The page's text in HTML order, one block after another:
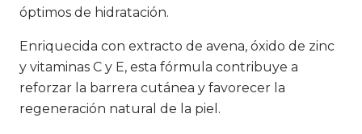
óptimos de hidratación.
Enriquecida con extracto de avena, óxido de zinc
y vitaminas C y E, esta fórmula contribuye a
reforzar la barrera cutánea y favorecer la
regeneración natural de la piel.